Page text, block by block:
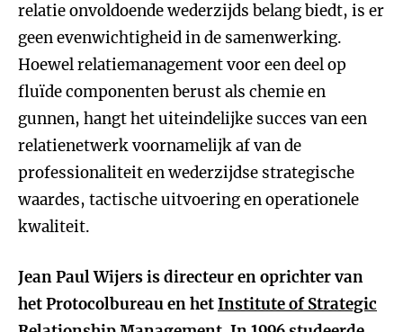
relatie onvoldoende wederzijds belang biedt, is er
geen evenwichtigheid in de samenwerking.
Hoewel relatiemanagement voor een deel op
fluïde componenten berust als chemie en
gunnen, hangt het uiteindelijke succes van een
relatienetwerk voornamelijk af van de
professionaliteit en wederzijdse strategische
waardes, tactische uitvoering en operationele
kwaliteit.
Jean Paul Wijers is directeur en oprichter van
het Protocolbureau en hetInstitute of Strategic